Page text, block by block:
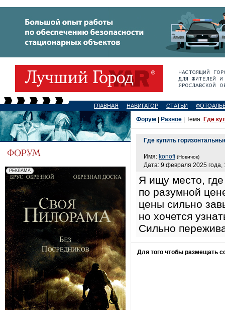
ГЛАВНАЯ НАВИГАТОР СТАТЬИ
Форум Разное | Тема: Где
Где купить
Имя: konofi (Новичок)
Дата: 9 февраля 2025 года,
Я ищу место,
по разумной
цены сильно
но хочется
Сильно
Для того чтобы размещать